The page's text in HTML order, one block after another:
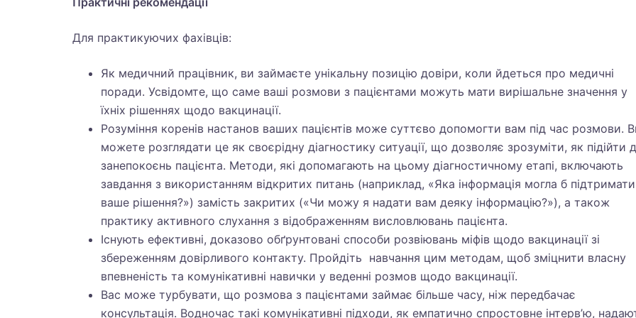
Для практикуючих фахівців:
Як медичний працівник, ви займаєте унікальну позицію довіри, коли йдеться про медичні
поради. Усвідомте, що саме ваші розмови з пацієнтами можуть мати вирішальне значення у
їхніх рішеннях щодо вакцинації.
Розуміння коренів настанов ваших пацієнтів може суттєво допомогти вам під час розмови.
можете розглядати це як своєрідну діагностику ситуації, що дозволяє зрозуміти, як підійти
занепокоєнь пацієнта. Методи, які допомагають на цьому діагностичному етапі, включають
завдання з використанням відкритих питань (наприклад, «Яка інформація могла б підтримати
ваше рішення?») замість закритих («Чи можу я надати вам деяку інформацію?»), а також
практику активного слухання з відображенням висловлювань пацієнта.
Існують ефективні, доказово обґрунтовані способи розвіювань міфів щодо вакцинації зі
збереженням довірливого контакту. Пройдіть навчання цим методам, щоб зміцнити власну
впевненість та комунікативні навички у веденні розмов щодо вакцинації.
Вас може турбувати, що розмова з пацієнтами займає більше часу, ніж передбачає
консультація. Водночас такі комунікативні підходи, як емпатично спростовне інтерв’ю,